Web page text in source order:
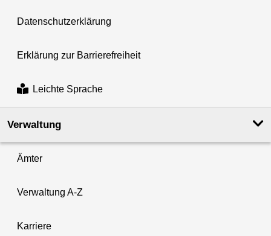
Datenschutzerklärung
Erklärung zur Barrierefreiheit
Leichte Sprache
Verwaltung
Ämter
Verwaltung A-Z
Karriere